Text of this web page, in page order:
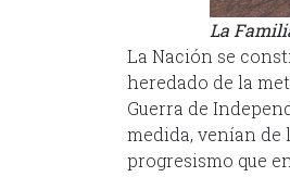
La
La Nación se
heredado de la
Guerra de
medida, venían de
progresismo que